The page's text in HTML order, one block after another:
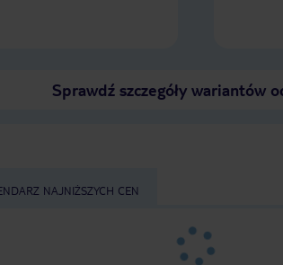
Sprawdź szczegóły wariantów
NAJNIŻSZYCH CEN